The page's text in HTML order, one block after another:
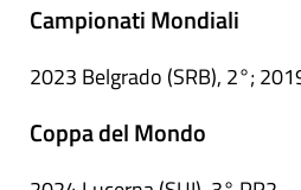
Campionati Mondiali
2023 Belgrado (SRB), 2°;
Coppa del Mondo